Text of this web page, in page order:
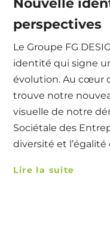
Nouvelle
perspectives
Le Groupe FG
identité qui signe
évolution. Au cœur
trouve notre
visuelle de notre
Sociétale des
diversité et l’égalité
Lire la suite